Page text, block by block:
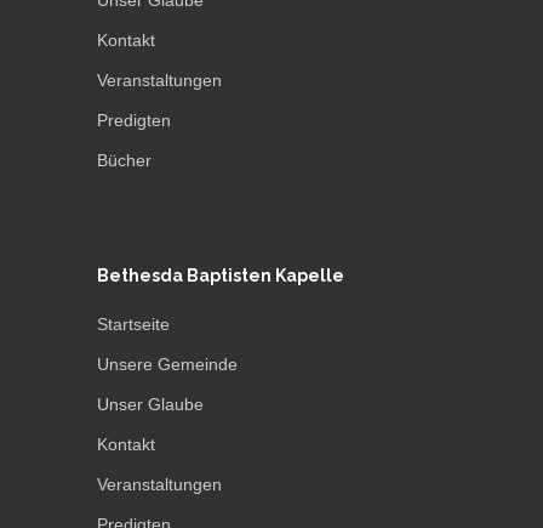
Kontakt
Veranstaltungen
Predigten
Bücher
Bethesda Baptisten Kapelle
Startseite
Unsere Gemeinde
Unser Glaube
Kontakt
Veranstaltungen